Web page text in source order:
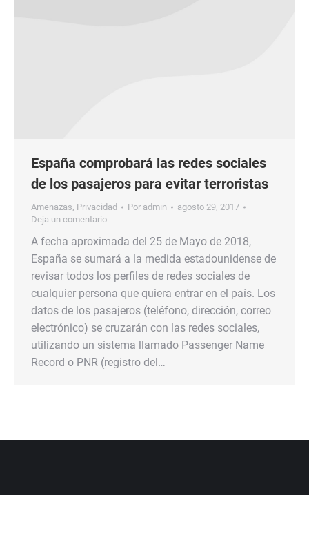
España comprobará las redes sociales
de los pasajeros para evitar terroristas
Amenazas, Privacidad Por admin
agosto 29, 2017
Deja un comentario
A fecha aproximada del 25 de Mayo de 2018,
España se sumará a la medida estadounidense de
revisar todos los perfiles de redes sociales de
cualquier persona que quiera entrar en el país. Los
datos de los pasajeros (teléfono, dirección, correo
electrónico) se cruzarán con las redes sociales,
utilizando un sistema llamado Passenger Name
Record o PNR (registro del…